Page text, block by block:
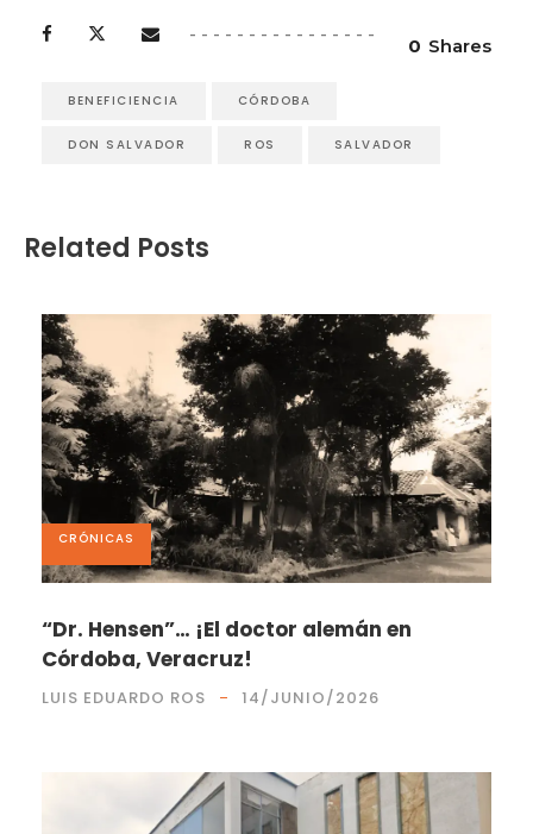
0 Shares
BENEFICIENCIA CÓRDOBA
DON SALVADOR ROS SALVADOR
Related Posts
CRÓNICAS
“Dr. Hensen”… ¡El doctor alemán en
Córdoba, Veracruz!
LUIS EDUARDO ROS 14/JUNIO/2026